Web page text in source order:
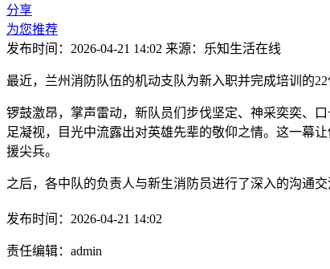
分享
为您推荐
发布时间：2026-04-21 14:02 来源：乐知生活在线
最近，兰州消防队伍的机动支队为新入职并完成培训的
锣鼓激昂，掌声雷动，新队员们步伐坚定、神采奕奕、
足凝视，目光中流露出对英雄先辈的敬仰之情。这一幕
援尖兵。
之后，各中队的负责人与新生消防员进行了深入的沟通
发布时间：2026-04-21 14:02
责任编辑：admin